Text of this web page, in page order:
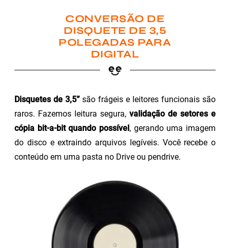
CONVERSÃO DE
DISQUETE DE 3,5
POLEGADAS PARA
DIGITAL
Disquetes de 3,5”são frágeis e leitores funcionais são
raros. Fazemos leitura segura, validação de setores e
cópia bit-a-bit quando possível, gerando uma imagem
do disco e extraindo arquivos legíveis. Você recebe o
conteúdo em uma pasta no Drive ou pendrive.